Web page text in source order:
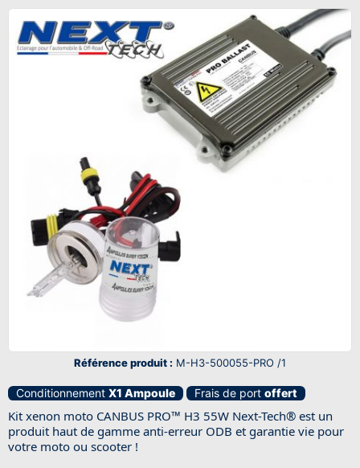
Référence produit : M-H3-500055-PRO /1
Conditionnement X1 Ampoule Frais de port offert
Kit xenon moto CANBUS PRO™ H3 55W Next-Tech® est un
produit haut de gamme anti-erreur ODB et garantie vie pour
votre moto ou scooter !